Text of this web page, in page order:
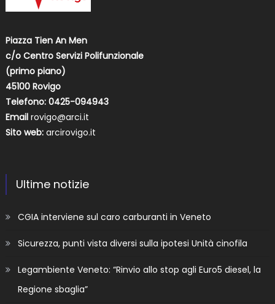
Piazza Tien An Men
c/o Centro Servizi Polifunzionale
(primo piano)
45100 Rovigo
Telefono: 0425-094943
Email rovigo@arci.it
Sito web: arcirovigo.it
Ultime notizie
CGIA interviene sul caro carburanti in Veneto
Sicurezza, punti vista diversi sulla ipotesi Unità cinofila
Legambiente Veneto: “Rinvio allo stop agli Euro5 diesel, la
Regione sbaglia”